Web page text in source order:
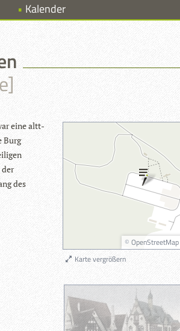
Kalender
eine alt­t­
Burg
des
© OpenStreetMap
Karte vergrößern